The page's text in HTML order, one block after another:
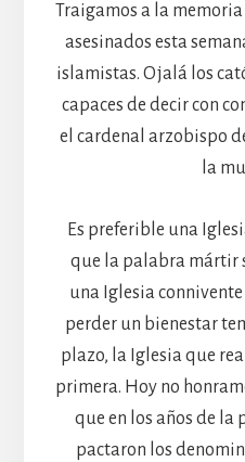
Traigamos a la
asesinados esta
islamistas. Ojalá los
capaces de decir con
el cardenal arzobispo
la
Es preferible una
que la palabra mártir
una Iglesia
perder un bienestar
plazo, la Iglesia que
primera. Hoy no
que en los años de la
pactaron los